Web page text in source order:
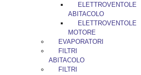
ELETTROVENTOLE
ABITACOLO
ELETTROVENTOLE
MOTORE
EVAPORATORI
FILTRI
ABITACOLO
FILTRI